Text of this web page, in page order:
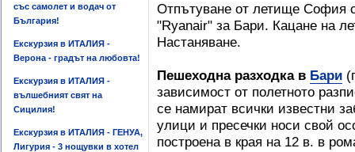
със самолет и водач от
България!
Екскурзия в ИТАЛИЯ -
Верона - градът на любовта!
Екскурзия в ИТАЛИЯ -
вълшебният свят на
Сицилия!
Екскурзия в ИТАЛИЯ - ГЕНУА,
Лигурия - 3 нощувки в хотел
Отпътуване от летище София
"Ryanair" за Бари. Кацане на
Настаняване.
Пешеходна разходка в Бари
зависимост от полетното
се намират всички известни
улици и пресечки носи свой
построена в края на 12 в. в